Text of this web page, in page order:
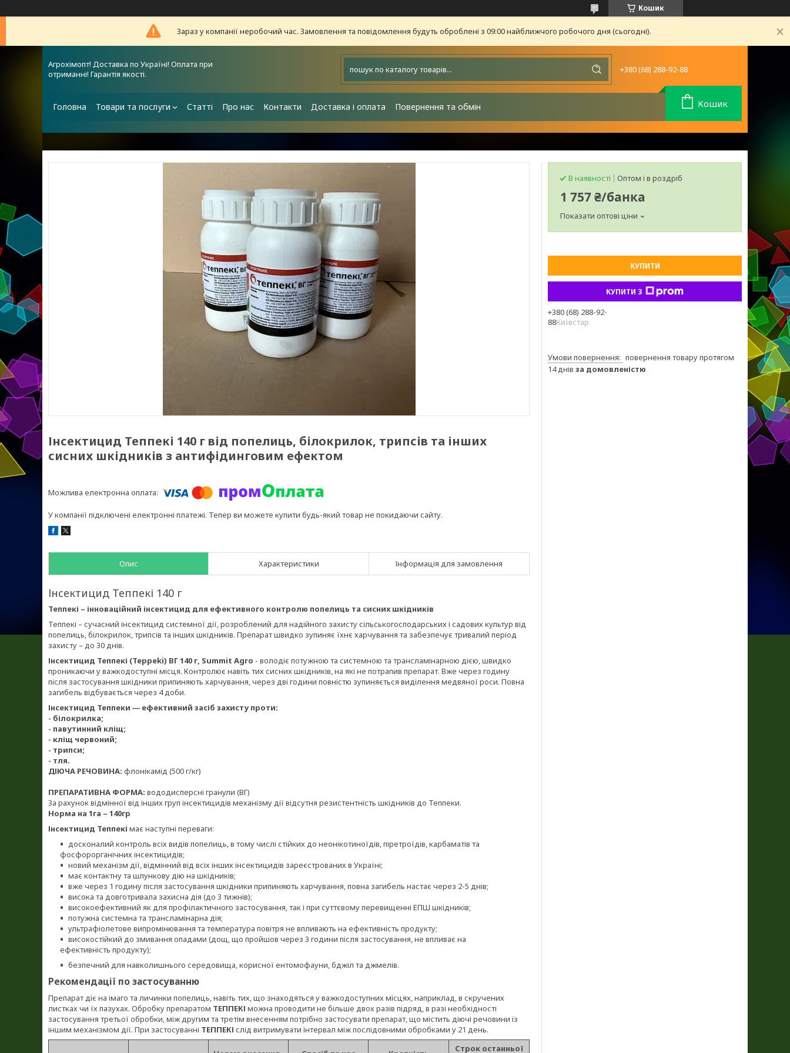
Кошик
Зараз у компанії неробочий час. Замовлення та повідомлення будуть оброблені з 09:00 найближчого робочого дня (сьогодні).
Агрохімопт! Доставка по Україні! Оплата при
отриманні! Гарантія якості.
+380 (68) 288-92-88
Головна Товари та послуги Статті Про нас Контакти Доставка і оплата Повернення та обмін Кошик
Інсектицид Теппекі 140 г від попелиць, білокрилок, трипсів та інших
сисних шкідників з антифідинговим ефектом
У компанії підключені електронні платежі. Тепер ви можете купити будь-який товар не покидаючи сайту.
Опис Характеристики Інформація для замовлення
Інсектицид Теппекі 140 г
Теппекі – інноваційний інсектицид для ефективного контролю попелиць та сисних шкідників
Теппекі – сучасний інсектицид системної дії, розроблений для надійного захисту сільськогосподарських і садових культур від
попелиць, білокрилок, трипсів та інших шкідників. Препарат швидко зупиняє їхнє харчування та забезпечує тривалий період
захисту – до 30 днів.
Інсектицид Теппекі (Teppeki) ВГ 140 г, Summit Agro - володіє потужною та системною та трансламінарною дією, швидко
проникаючи у важкодоступні місця. Контролює навіть тих сисних шкідників, на які не потрапив препарат. Вже через годину
після застосування шкідники припиняють харчування, через дві години повністю зупиняється виділення медвяної роси. Повна
загибель відбувається через 4 доби.
Інсектицид Теппеки ― ефективний засіб захисту проти:
- білокрилка;
- павутинний кліщ;
- кліщ червоний;
- трипси;
- тля.
ДІЮЧА РЕЧОВИНА: флонікамід (500 г/кг)
ПРЕПАРАТИВНА ФОРМА: вододисперсні гранули (ВГ)
За рахунок відмінної від інших груп інсектицидів механізму дії відсутня резистентність шкідників до Теппеки.
Норма на 1га – 140гр
Інсектицид Теппекі має наступні переваги:
досконалий контроль всіх видів попелиць, в тому числі стійких до неонікотиноїдів, піретроїдів, карбаматів та
фосфорорганічних інсектицидів;
новий механізм дії, відмінний від всіх інших інсектицидів зареєстрованих в Україні;
має контактну та шлункову дію на шкідників;
вже через 1 годину після застосування шкідники припиняють харчування, повна загибель настає через 2-5 днів;
висока та довготривала захисна дія (до 3 тижнів);
високоефективний як для профілактичного застосування, так і при суттєвому перевищенні ЕПШ шкідників;
потужна системна та трансламінарна дія;
ультрафіолетове випромінювання та температура повітря не впливають на ефективність продукту;
високостійкий до змивання опадами (дощ, що пройшов через 3 години після застосування, не впливає на
ефективність продукту);
безпечний для навколишнього середовища, корисної ентомофауни, бджіл та джмелів.
Рекомендації по застосуванню
Препарат діє на імаго та личинки попелиць, навіть тих, що знаходяться у важкодоступних місцях, наприклад, в скручених
листках чи їх пазухах. Обробку препаратом ТЕППЕКІ можна проводити не більше двох разів підряд, в разі необхідності
застосування третьої обробки, між другим та третім внесенням потрібно застосувати препарат, що містить діючі речовини із
іншим механізмом дії. При застосуванні ТЕППЕКІ слід витримувати інтервал між послідовними обробками у 21 день.
Строк останньої
В наявності Оптом і в роздріб
1 757 ₴/банка
Показати оптові ціни
КУПИТИ
КУПИТИ З
+380 (68) 288-92-
88Київстар
повернення товару протягом
14 днів за домовленістю